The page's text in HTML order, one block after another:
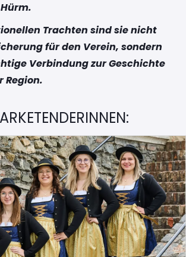
Trachten sind sie nicht
für den Verein, sondern
Verbindung zur Geschichte
Region.